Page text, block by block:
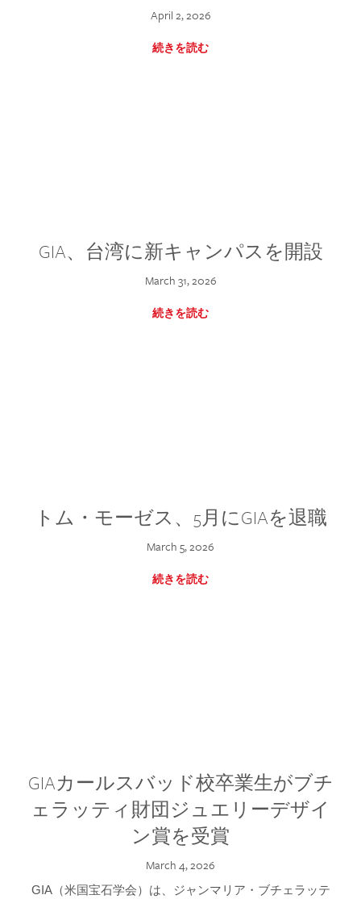
April 2, 2026
続きを読む
GIA、台湾に新キャンパスを開設
March 31, 2026
続きを読む
トム・モーゼス、5月にGIAを退職
March 5, 2026
続きを読む
GIAカールスバッド校卒業生がブチ
ェラッティ財団ジュエリーデザイ
ン賞を受賞
March 4, 2026
GIA（米国宝石学会）は、ジャンマリア・ブチェラッテ